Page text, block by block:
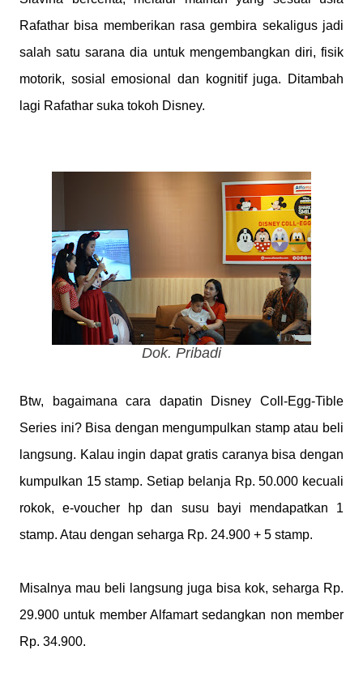
Rafathar bisa memberikan rasa gembira sekaligus jadi
salah satu sarana dia untuk mengembangkan diri, fisik
motorik, sosial emosional dan kognitif juga. Ditambah
lagi Rafathar suka tokoh Disney.
Dok. Pribadi
Btw, bagaimana cara dapatin Disney Coll-Egg-Tible
Series ini? Bisa dengan mengumpulkan stamp atau beli
langsung. Kalau ingin dapat gratis caranya bisa dengan
kumpulkan 15 stamp. Setiap belanja Rp. 50.000 kecuali
rokok, e-voucher hp dan susu bayi mendapatkan 1
stamp. Atau dengan seharga Rp. 24.900 + 5 stamp.
Misalnya mau beli langsung juga bisa kok, seharga Rp.
29.900 untuk member Alfamart sedangkan non member
Rp. 34.900.